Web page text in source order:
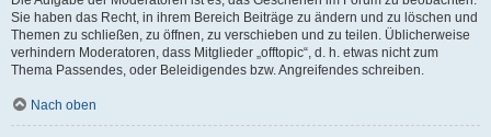
Sie haben das Recht, in ihrem Bereich Beiträge zu ändern und zu löschen und
Themen zu schließen, zu öffnen, zu verschieben und zu teilen. Üblicherweise
verhindern Moderatoren, dass Mitglieder „offtopic“, d. h. etwas nicht zum
Thema Passendes, oder Beleidigendes bzw. Angreifendes schreiben.
Nach oben